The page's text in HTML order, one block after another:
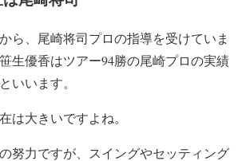
ら、尾崎将司プロの指導を受けていま
生優香はツアー94勝の尾崎プロの実績
いいます。
は大きいですよね。
努力ですが、スイングやセッティング